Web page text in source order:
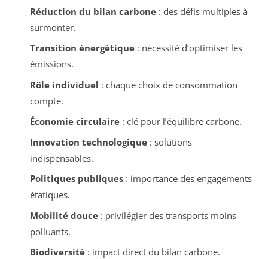
Réduction du bilan carbone: des défis multiples à
surmonter.
Transition énergétique: nécessité d’optimiser les
émissions.
Rôle individuel : chaque choix de consommation
compte.
Économie circulaire: clé pour l’équilibre carbone.
Innovation technologique: solutions
indispensables.
Politiques publiques: importance des engagements
étatiques.
Mobilité douce: privilégier des transports moins
polluants.
Biodiversité: impact direct du bilan carbone.